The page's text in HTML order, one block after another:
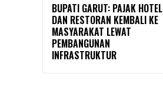
BUPATI GARUT: PAJAK HOTEL
DAN RESTORAN KEMBALI KE
MASYARAKAT LEWAT
PEMBANGUNAN
INFRASTRUKTUR